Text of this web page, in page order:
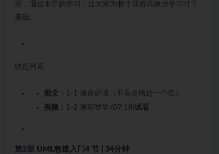
排，通过本章的学习，让大家为整个课程高效的学习打下
基础。
收起列表
图文： 1-1 课前必读（不看会错过一个亿）
视频： 1-2 课程导学 (07:18)试看
第2章 UML急速入门 4 节 | 34分钟